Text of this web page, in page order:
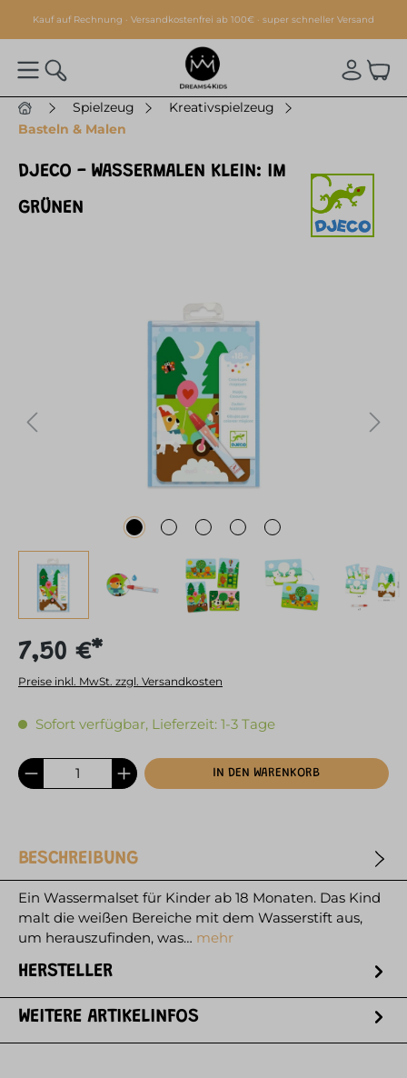
springen
Kauf auf Rechnung · Versandkostenfrei ab 100€ · super schneller Versand
Spielzeug
Kreativspielzeug
Basteln & Malen
DJECO - WASSERMALEN KLEIN: IM
GRÜNEN
Bildergalerie überspringen
7,50 €*
Preise inkl. MwSt. zzgl. Versandkosten
Sofort verfügbar, Lieferzeit: 1-3 Tage
IN DEN WARENKORB
BESCHREIBUNG
Ein Wassermalset für Kinder ab 18 Monaten. Das Kind
malt die weißen Bereiche mit dem Wasserstift aus,
um herauszufinden, was… mehr
HERSTELLER
WEITERE ARTIKELINFOS